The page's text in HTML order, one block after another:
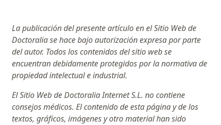
La publicación del presente artículo en el Sitio Web de
Doctoralia se hace bajo autorización expresa por parte
del autor. Todos los contenidos del sitio web se
encuentran debidamente protegidos por la normativa de
propiedad intelectual e industrial.
El Sitio Web de Doctoralia Internet S.L. no contiene
consejos médicos. El contenido de esta página y de los
textos, gráficos, imágenes y otro material han sido